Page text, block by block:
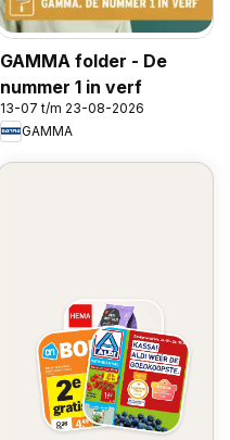
GAMMA folder - De
nummer 1 in verf
13-07 t/m 23-08-2026
GAMMA